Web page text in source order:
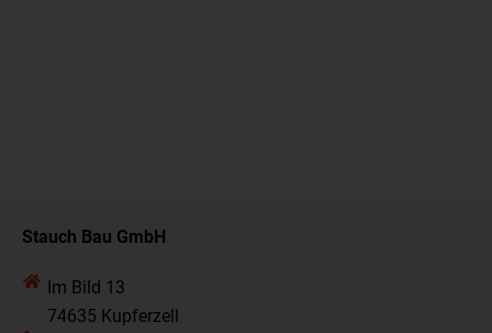
Stauch Bau GmbH
Im Bild 13
74635 Kupferzell